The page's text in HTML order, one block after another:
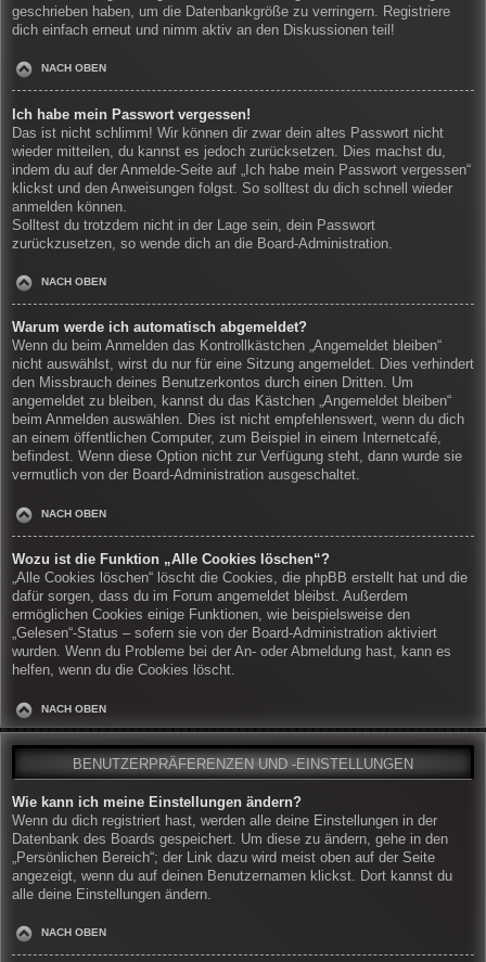
geschrieben haben, um die Datenbankgröße zu verringern. Registriere
dich einfach erneut und nimm aktiv an den Diskussionen teil!
NACH OBEN
Ich habe mein Passwort vergessen!
Das ist nicht schlimm! Wir können dir zwar dein altes Passwort nicht
wieder mitteilen, du kannst es jedoch zurücksetzen. Dies machst du,
indem du auf der Anmelde-Seite auf „Ich habe mein Passwort vergessen“
klickst und den Anweisungen folgst. So solltest du dich schnell wieder
anmelden können.
Solltest du trotzdem nicht in der Lage sein, dein Passwort
zurückzusetzen, so wende dich an die Board-Administration.
NACH OBEN
Warum werde ich automatisch abgemeldet?
Wenn du beim Anmelden das Kontrollkästchen „Angemeldet bleiben“
nicht auswählst, wirst du nur für eine Sitzung angemeldet. Dies verhindert
den Missbrauch deines Benutzerkontos durch einen Dritten. Um
angemeldet zu bleiben, kannst du das Kästchen „Angemeldet bleiben“
beim Anmelden auswählen. Dies ist nicht empfehlenswert, wenn du dich
an einem öffentlichen Computer, zum Beispiel in einem Internetcafé,
befindest. Wenn diese Option nicht zur Verfügung steht, dann wurde sie
vermutlich von der Board-Administration ausgeschaltet.
NACH OBEN
Wozu ist die Funktion „Alle Cookies löschen“?
„Alle Cookies löschen“ löscht die Cookies, die phpBB erstellt hat und die
dafür sorgen, dass du im Forum angemeldet bleibst. Außerdem
ermöglichen Cookies einige Funktionen, wie beispielsweise den
„Gelesen“-Status – sofern sie von der Board-Administration aktiviert
wurden. Wenn du Probleme bei der An- oder Abmeldung hast, kann es
helfen, wenn du die Cookies löscht.
NACH OBEN
BENUTZERPRÄFERENZEN UND -EINSTELLUNGEN
Wie kann ich meine Einstellungen ändern?
Wenn du dich registriert hast, werden alle deine Einstellungen in der
Datenbank des Boards gespeichert. Um diese zu ändern, gehe in den
„Persönlichen Bereich“; der Link dazu wird meist oben auf der Seite
angezeigt, wenn du auf deinen Benutzernamen klickst. Dort kannst du
alle deine Einstellungen ändern.
NACH OBEN